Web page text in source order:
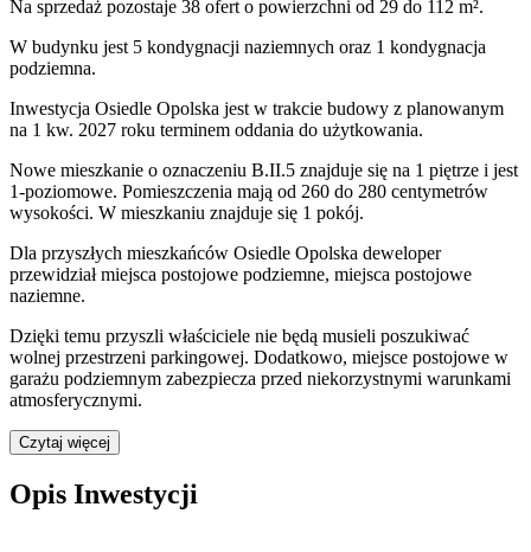
Na sprzedaż pozostaje 38 ofert o powierzchni od 29 do 112 m².
W budynku jest 5 kondygnacji naziemnych oraz 1 kondygnacja
podziemna.
Inwestycja Osiedle Opolska jest w trakcie budowy z planowanym
na 1 kw. 2027 roku terminem oddania do użytkowania.
Nowe mieszkanie o oznaczeniu B.II.5 znajduje się na 1 piętrze i jest
1-poziomowe. Pomieszczenia mają od 260 do 280 centymetrów
wysokości. W mieszkaniu znajduje się 1 pokój.
Dla przyszłych mieszkańców Osiedle Opolska deweloper
przewidziałmiejsca postojowe podziemne, miejsca postojowe
naziemne.
Dzięki temu przyszli właściciele nie będą musieli poszukiwać
wolnej przestrzeni parkingowej. Dodatkowo, miejsce postojowe w
garażu podziemnym zabezpiecza przed niekorzystnymi warunkami
atmosferycznymi.
Czytaj więcej
Opis Inwestycji